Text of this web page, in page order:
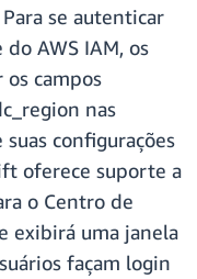
se autenticar
AWS IAM, os
campos
nas
configurações
oferece suporte a
o Centro de
exibirá uma janela
façam login